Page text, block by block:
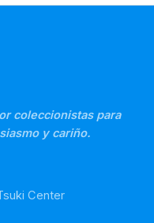
coleccionistas para
y cariño.
Center